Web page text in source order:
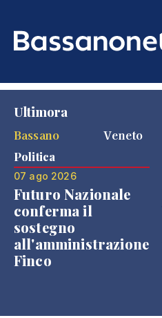
Ultimora
Bassano
Veneto
Politica
07 ago 2026
Futuro Nazionale
conferma il
sostegno
all'amministrazione
Finco